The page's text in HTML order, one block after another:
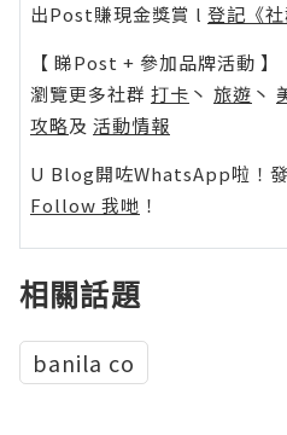
出Post賺現金獎賞 l 登記《社
【 睇Post + 參加品牌活動 】
瀏覽更多社群 打卡 丶 旅遊 丶
攻略及 活動情報
U Blog開咗WhatsApp啦！發
Follow 我哋 ！
相關話題
banila co